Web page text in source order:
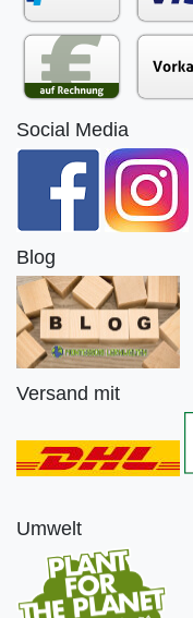
Social Media
Blog
Versand mit
Umwelt